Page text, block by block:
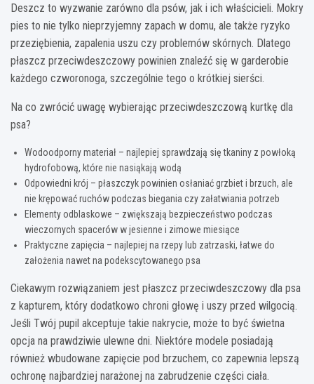
Deszcz to wyzwanie zarówno dla psów, jak i ich właścicieli. Mokry
pies to nie tylko nieprzyjemny zapach w domu, ale także ryzyko
przeziębienia, zapalenia uszu czy problemów skórnych. Dlatego
płaszcz przeciwdeszczowy powinien znaleźć się w garderobie
każdego czworonoga, szczególnie tego o krótkiej sierści.
Na co zwrócić uwagę wybierając przeciwdeszczową kurtkę dla
psa?
Wodoodporny materiał – najlepiej sprawdzają się tkaniny z powłoką
hydrofobową, które nie nasiąkają wodą
Odpowiedni krój – płaszczyk powinien osłaniać grzbiet i brzuch, ale
nie krępować ruchów podczas biegania czy załatwiania potrzeb
Elementy odblaskowe – zwiększają bezpieczeństwo podczas
wieczornych spacerów w jesienne i zimowe miesiące
Praktyczne zapięcia – najlepiej na rzepy lub zatrzaski, łatwe do
założenia nawet na podekscytowanego psa
Ciekawym rozwiązaniem jest płaszcz przeciwdeszczowy dla psa
z kapturem, który dodatkowo chroni głowę i uszy przed wilgocią.
Jeśli Twój pupil akceptuje takie nakrycie, może to być świetna
opcja na prawdziwie ulewne dni. Niektóre modele posiadają
również wbudowane zapięcie pod brzuchem, co zapewnia lepszą
ochronę najbardziej narażonej na zabrudzenie części ciała.